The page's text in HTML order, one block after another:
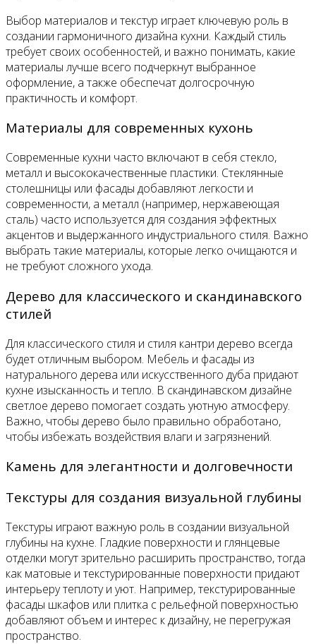
Выбор материалов и текстур играет ключевую роль в
создании гармоничного дизайна кухни. Каждый стиль
требует своих особенностей, и важно понимать, какие
материалы лучше всего подчеркнут выбранное
оформление, а также обеспечат долгосрочную
практичность и комфорт.
Материалы для современных кухонь
Современные кухни часто включают в себя стекло,
металл и высококачественные пластики. Стеклянные
столешницы или фасады добавляют легкости и
современности, а металл (например, нержавеющая
сталь) часто используется для создания эффектных
акцентов и выдержанного индустриального стиля. Важно
выбрать такие материалы, которые легко очищаются и
не требуют сложного ухода.
Дерево для классического и скандинавского
стилей
Для классического стиля и стиля кантри дерево всегда
будет отличным выбором. Мебель и фасады из
натурального дерева или искусственного дуба придают
кухне изысканность и тепло. В скандинавском дизайне
светлое дерево помогает создать уютную атмосферу.
Важно, чтобы дерево было правильно обработано,
чтобы избежать воздействия влаги и загрязнений.
Камень для элегантности и долговечности
Текстуры для создания визуальной глубины
Текстуры играют важную роль в создании визуальной
глубины на кухне. Гладкие поверхности и глянцевые
отделки могут зрительно расширить пространство, тогда
как матовые и текстурированные поверхности придают
интерьеру теплоту и уют. Например, текстурированные
фасады шкафов или плитка с рельефной поверхностью
добавляют объем и интерес к дизайну, не перегружая
пространство.